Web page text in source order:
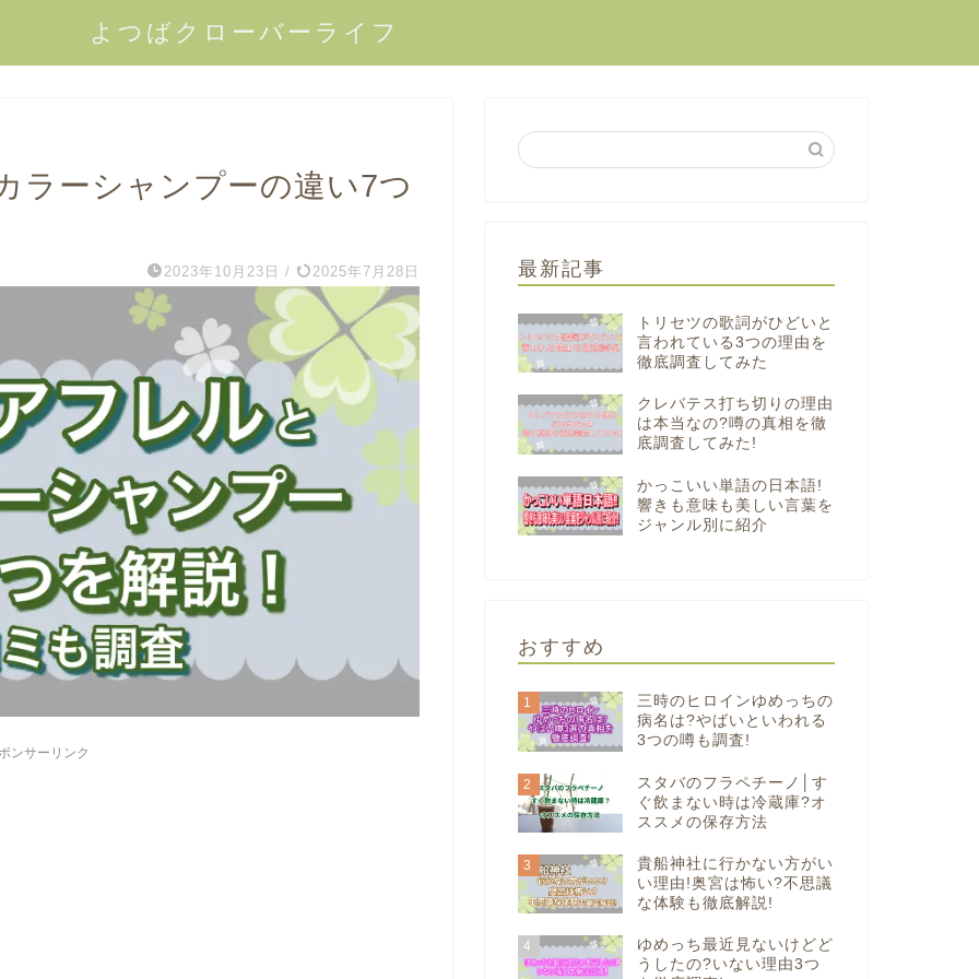
よつばクローバーライフ
ラーシャンプーの違い7つ
2023年10月23日 / 2025年7月28日
ンサーリンク
最新記事
トリセツの歌詞がひどいと
言われている3つの理由を
徹底調査してみた
クレバテス打ち切りの理由
は本当なの?噂の真相を徹
底調査してみた!
かっこいい単語の日本語!
響きも意味も美しい言葉を
ジャンル別に紹介
おすすめ
1
三時のヒロインゆめっちの
病名は?やばいといわれる
3つの噂も調査!
2
スタバのフラペチーノ│す
ぐ飲まない時は冷蔵庫?オ
ススメの保存方法
3
貴船神社に行かない方がい
い理由!奥宮は怖い?不思議
な体験も徹底解説!
4
ゆめっち最近見ないけどど
うしたの?いない理由3つ